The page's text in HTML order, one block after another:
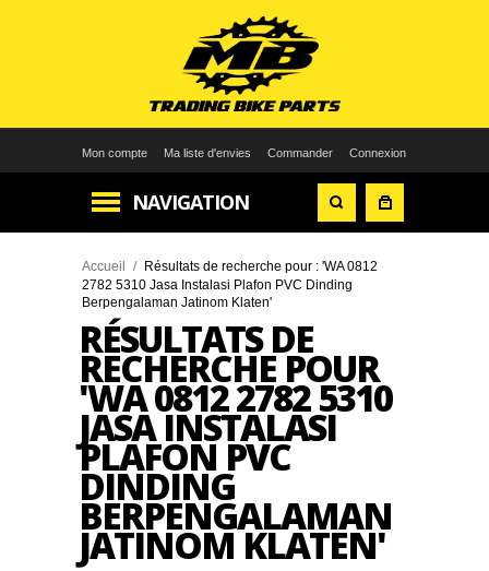
Mon compte Ma liste d'envies Commander Connexion
NAVIGATION
Accueil / Résultats de recherche pour : 'WA 0812
2782 5310 Jasa Instalasi Plafon PVC Dinding
Berpengalaman Jatinom Klaten'
RÉSULTATS DE
RECHERCHE POUR
'WA 0812 2782 5310
JASA INSTALASI
PLAFON PVC
DINDING
BERPENGALAMAN
JATINOM KLATEN'